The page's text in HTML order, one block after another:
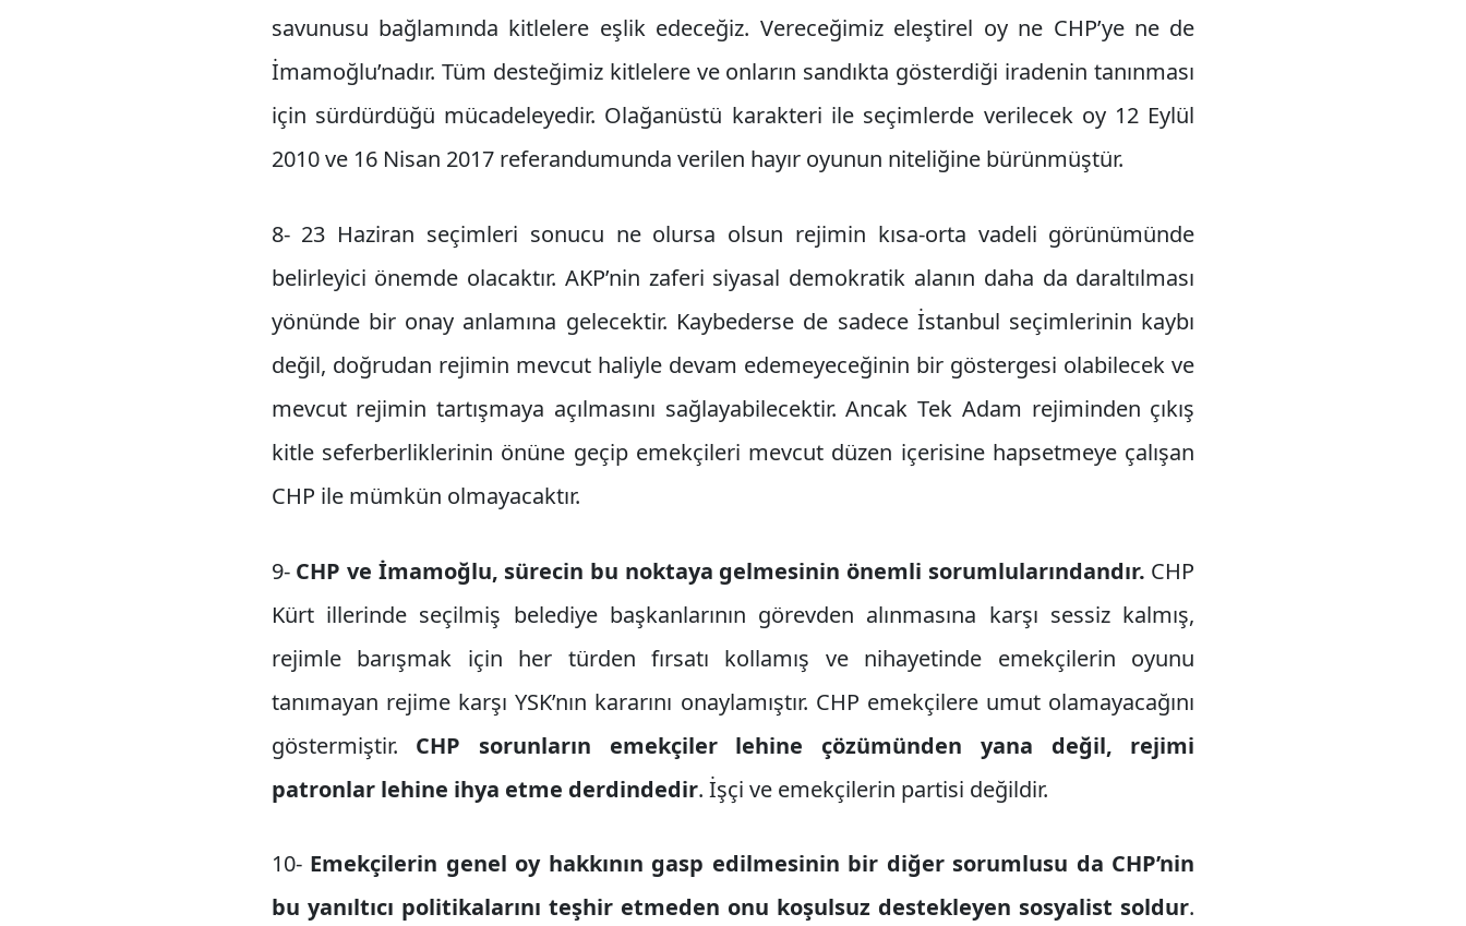
savunusu bağlamında kitlelere eşlik edeceğiz. Vereceğimiz eleştirel oy ne CHP’ye ne de
İmamoğlu’nadır. Tüm desteğimiz kitlelere ve onların sandıkta gösterdiği iradenin tanınması
için sürdürdüğü mücadeleyedir. Olağanüstü karakteri ile seçimlerde verilecek oy 12 Eylül
2010 ve 16 Nisan 2017 referandumunda verilen hayır oyunun niteliğine bürünmüştür.
8- 23 Haziran seçimleri sonucu ne olursa olsun rejimin kısa-orta vadeli görünümünde
belirleyici önemde olacaktır. AKP’nin zaferi siyasal demokratik alanın daha da daraltılması
yönünde bir onay anlamına gelecektir. Kaybederse de sadece İstanbul seçimlerinin kaybı
değil, doğrudan rejimin mevcut haliyle devam edemeyeceğinin bir göstergesi olabilecek ve
mevcut rejimin tartışmaya açılmasını sağlayabilecektir. Ancak Tek Adam rejiminden çıkış
kitle seferberliklerinin önüne geçip emekçileri mevcut düzen içerisine hapsetmeye çalışan
CHP ile mümkün olmayacaktır.
9- CHP ve İmamoğlu, sürecin bu noktaya gelmesinin önemli sorumlularındandır. CHP
Kürt illerinde seçilmiş belediye başkanlarının görevden alınmasına karşı sessiz kalmış,
rejimle barışmak için her türden fırsatı kollamış ve nihayetinde emekçilerin oyunu
tanımayan rejime karşı YSK’nın kararını onaylamıştır. CHP emekçilere umut olamayacağını
göstermiştir. CHP sorunların emekçiler lehine çözümünden yana değil, rejimi
patronlar lehine ihya etme derdindedir. İşçi ve emekçilerin partisi değildir.
10- Emekçilerin genel oy hakkının gasp edilmesinin bir diğer sorumlusu da CHP’nin
bu yanıltıcı politikalarını teşhir etmeden onu koşulsuz destekleyen sosyalist soldur.